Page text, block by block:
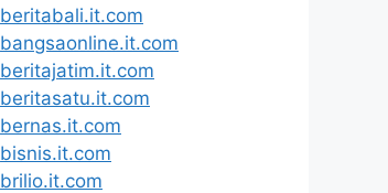
beritabali.it.com
bangsaonline.it.com
beritajatim.it.com
beritasatu.it.com
bernas.it.com
bisnis.it.com
brilio.it.com